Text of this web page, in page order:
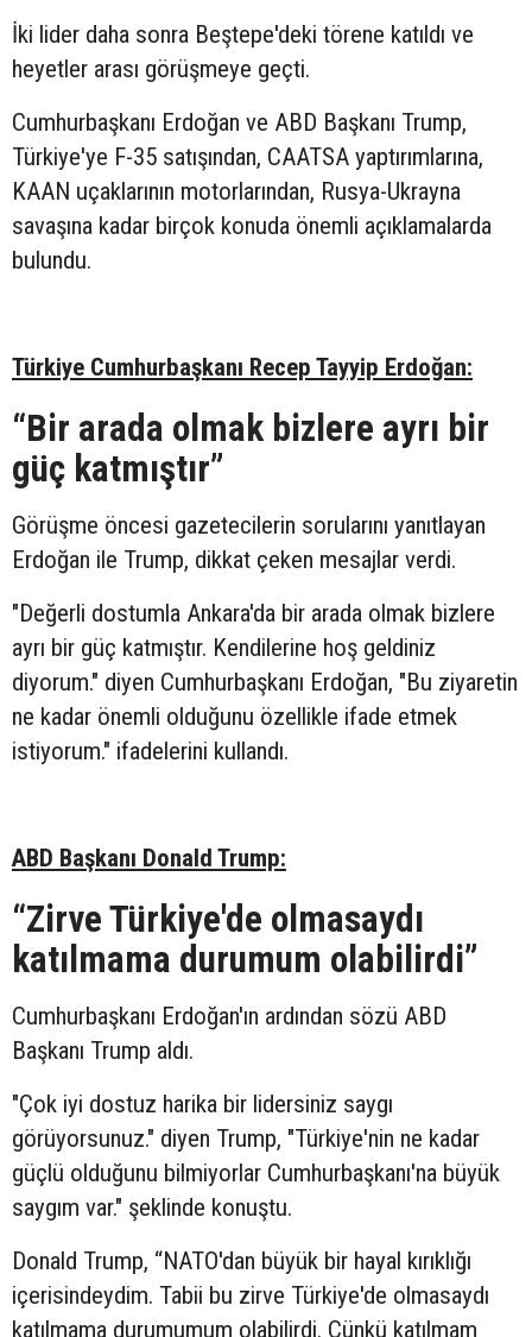
İki lider daha sonra Beştepe'deki törene katıldı ve
heyetler arası görüşmeye geçti.
Cumhurbaşkanı Erdoğan ve ABD Başkanı Trump,
Türkiye'ye F-35 satışından, CAATSA yaptırımlarına,
KAAN uçaklarının motorlarından, Rusya-Ukrayna
savaşına kadar birçok konuda önemli açıklamalarda
bulundu.
Türkiye Cumhurbaşkanı Recep Tayyip Erdoğan:
“Bir arada olmak bizlere ayrı bir
güç katmıştır”
Görüşme öncesi gazetecilerin sorularını yanıtlayan
Erdoğan ile Trump, dikkat çeken mesajlar verdi.
"Değerli dostumla Ankara'da bir arada olmak bizlere
ayrı bir güç katmıştır. Kendilerine hoş geldiniz
diyorum." diyen Cumhurbaşkanı Erdoğan, "Bu ziyaretin
ne kadar önemli olduğunu özellikle ifade etmek
istiyorum." ifadelerini kullandı.
ABD Başkanı Donald Trump:
“Zirve Türkiye'de olmasaydı
katılmama durumum olabilirdi”
Cumhurbaşkanı Erdoğan'ın ardından sözü ABD
Başkanı Trump aldı.
"Çok iyi dostuz harika bir lidersiniz saygı
görüyorsunuz." diyen Trump, "Türkiye'nin ne kadar
güçlü olduğunu bilmiyorlar Cumhurbaşkanı'na büyük
saygım var." şeklinde konuştu.
Donald Trump, “NATO'dan büyük bir hayal kırıklığı
içerisindeydim. Tabii bu zirve Türkiye'de olmasaydı
katılmama durumumum olabilirdi. Çünkü katılmam